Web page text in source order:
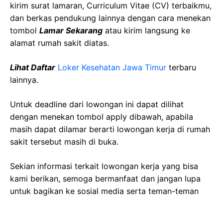
kirim surat lamaran, Curriculum Vitae (CV) terbaikmu,
dan berkas pendukung lainnya dengan cara menekan
tombol Lamar Sekarang atau kirim langsung ke
alamat rumah sakit diatas.
Lihat Daftar Loker Kesehatan Jawa Timur terbaru
lainnya.
Untuk deadline dari lowongan ini dapat dilihat
dengan menekan tombol apply dibawah, apabila
masih dapat dilamar berarti lowongan kerja di rumah
sakit tersebut masih di buka.
Sekian informasi terkait lowongan kerja yang bisa
kami berikan, semoga bermanfaat dan jangan lupa
untuk bagikan ke sosial media serta teman-teman